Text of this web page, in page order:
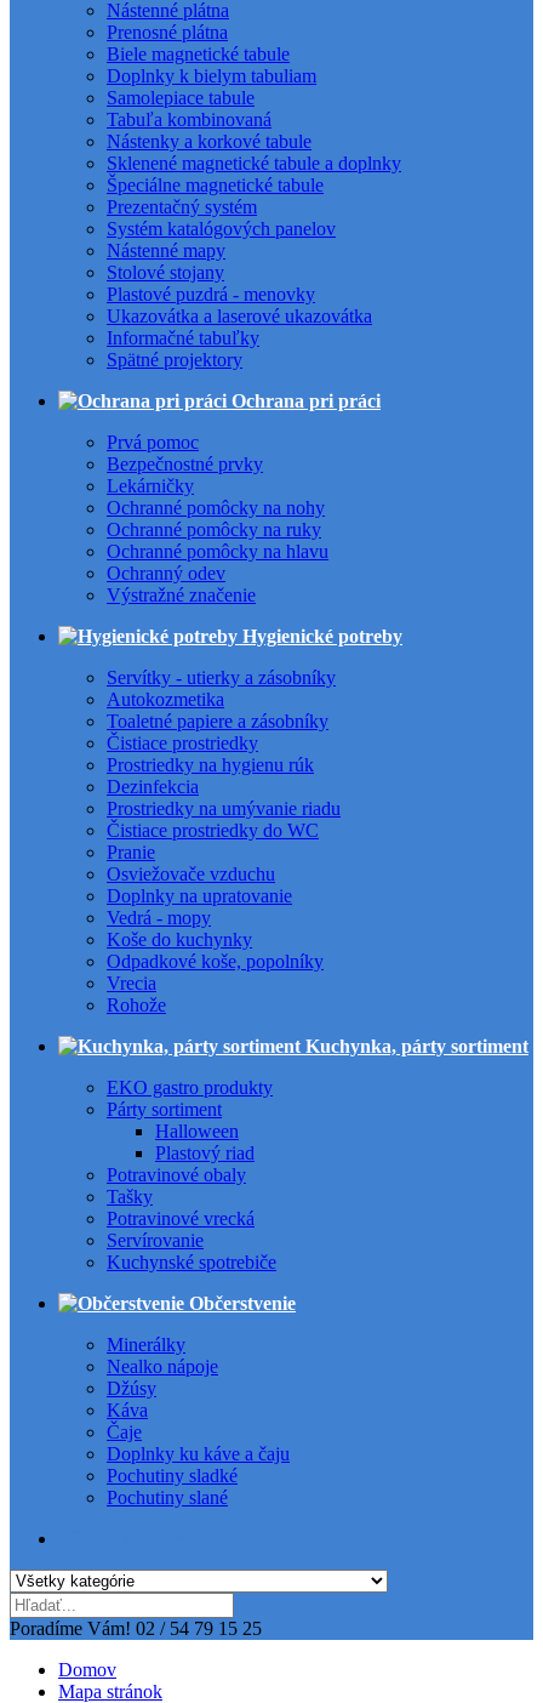
Nástenné plátna
Prenosné plátna
Biele magnetické tabule
Doplnky k bielym tabuliam
Samolepiace tabule
Tabuľa kombinovaná
Nástenky a korkové tabule
Sklenené magnetické tabule a doplnky
Špeciálne magnetické tabule
Prezentačný systém
Systém katalógových panelov
Nástenné mapy
Stolové stojany
Plastové puzdrá - menovky
Ukazovátka a laserové ukazovátka
Informačné tabuľky
Spätné projektory
Ochrana pri práci
Prvá pomoc
Bezpečnostné prvky
Lekárničky
Ochranné pomôcky na nohy
Ochranné pomôcky na ruky
Ochranné pomôcky na hlavu
Ochranný odev
Výstražné značenie
Hygienické potreby
Servítky - utierky a zásobníky
Autokozmetika
Toaletné papiere a zásobníky
Čistiace prostriedky
Prostriedky na hygienu rúk
Dezinfekcia
Prostriedky na umývanie riadu
Čistiace prostriedky do WC
Pranie
Osviežovače vzduchu
Doplnky na upratovanie
Vedrá - mopy
Koše do kuchynky
Odpadkové koše, popolníky
Vrecia
Rohože
Kuchynka, párty sortiment
EKO gastro produkty
Párty sortiment
Halloween
Plastový riad
Potravinové obaly
Tašky
Potravinové vrecká
Servírovanie
Kuchynské spotrebiče
Občerstvenie
Minerálky
Nealko nápoje
Džúsy
Káva
Čaje
Doplnky ku káve a čaju
Pochutiny sladké
Pochutiny slané
Poradíme Vám! 02 / 54 79 15 25
Domov
Mapa stránok